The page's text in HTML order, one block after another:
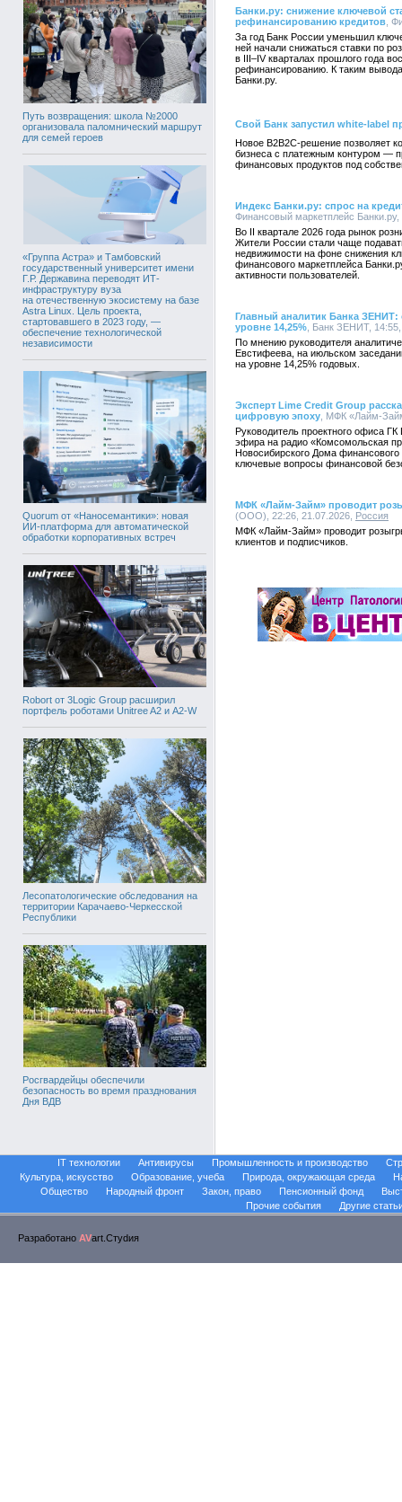
Путь возвращения: школа №2000
организовала паломнический маршрут
для семей героев
«Группа Астра» и Тамбовский
государственный университет имени
Г.Р. Державина переводят ИТ-
инфраструктуру вуза
на отечественную экосистему на базе
Astra Linux. Цель проекта,
стартовавшего в 2023 году, —
обеспечение технологической
независимости
Quorum от «Наносемантики»: новая
ИИ-платформа для автоматической
обработки корпоративных встреч
Robort от 3Logic Group расширил
портфель роботами Unitree A2 и A2-W
Лесопатологические обследования на
территории Карачаево-Черкесской
Республики
Росгвардейцы обеспечили
безопасность во время празднования
Дня ВДВ
Банки.ру: снижение ключевой
рефинансированию кредитов ,
За год Банк России уменьшил
ней начали снижаться ставки по
в III–IV кварталах прошлого года
рефинансированию. К таким
Банки.ру.
Свой Банк запустил white-label
Новое B2B2C-решение позволяет
бизнеса с платежным контуром —
финансовых продуктов под
Индекс Банки.ру: спрос на
Финансовый маркетплейс Банки.ру,
Во II квартале 2026 года рынок
Жители России стали чаще
недвижимости на фоне снижения
финансового маркетплейса
активности пользователей.
Главный аналитик Банка ЗЕНИТ:
уровне 14,25% , Банк ЗЕНИТ,
По мнению руководителя
Евстифеева, на июльском
на уровне 14,25% годовых.
Эксперт Lime Credit Group
цифровую эпоху , МФК «Лайм-
Руководитель проектного офиса
эфира на радио «Комсомольская
Новосибирского Дома
ключевые вопросы финансовой
МФК «Лайм-Займ» проводит
(ООО), 22:26, 21.07.2026, Россия
МФК «Лайм-Займ» проводит
клиентов и подписчиков.
IT технологии Антивирусы Промышленность и производство
Культура, искусство
Образование, учеба Природа, окружающая среда
Общество
Народный фронт Закон, право Пенсионный фонд
Прочие события
Другие
Разработано AVart.Стуdия